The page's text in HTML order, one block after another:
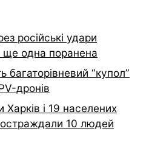
російські удари
ще одна поранена
багаторівневий “купол”
дронів
Харків і 19 населених
10 людей